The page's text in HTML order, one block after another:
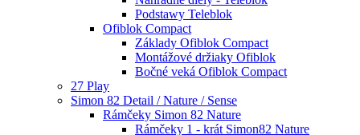
Podstawy Teleblok
Ofiblok Compact
Základy Ofiblok Compact
Montážové držiaky Ofiblok
Bočné veká Ofiblok Compact
27 Play
Simon 82 Detail / Nature / Sense
Rámčeky Simon 82 Nature
Rámčeky 1 - krát Simon82 Nature